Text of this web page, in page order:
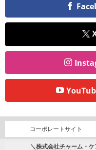
＼株式会社チャーム・
コーポレートサイト